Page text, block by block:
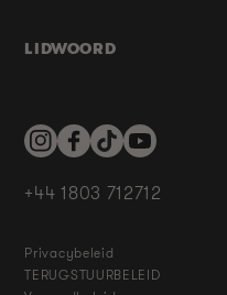
LIDWOORD
InstagramFacebookTikTokYouTube
+44 1803 712712
Privacybeleid
TERUGSTUURBELEID